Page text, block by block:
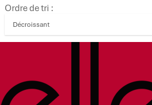
Ordre de tri :